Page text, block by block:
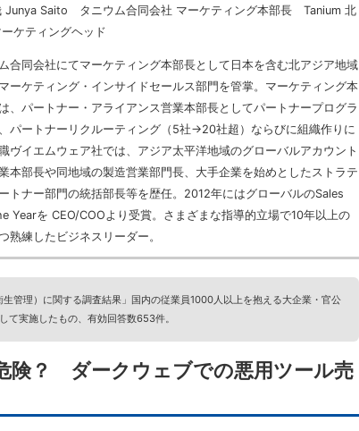
Junya Saito タニウム合同会社 マーケティング本部長 Tanium 北
ケティングヘッド
合同会社にてマーケティング本部長として日本を含む北アジア地域
ーケティング・インサイドセールス部門を管掌。マーケティング本
、パートナー・アライアンス営業本部長としてパートナープログラ
パートナーリクルーティング（5社→20社超）ならびに組織作りに
ヴイエムウェア社では、アジア太平洋地域のグローバルアカウント
本部長や同地域の製造営業部門長、大手企業を始めとしたストラテ
トナー部門の統括部長等を歴任。2012年にはグローバルのSales
Yearを CEO/COOより受賞。さまざまな指導的立場で10年以上の
熟練したビジネスリーダー。
生管理）に関する調査結果」国内の従業員1000人以上を抱える大企業・官公
て実施したもの、有効回答数653件。
険？ ダークウェブでの悪用ツール売